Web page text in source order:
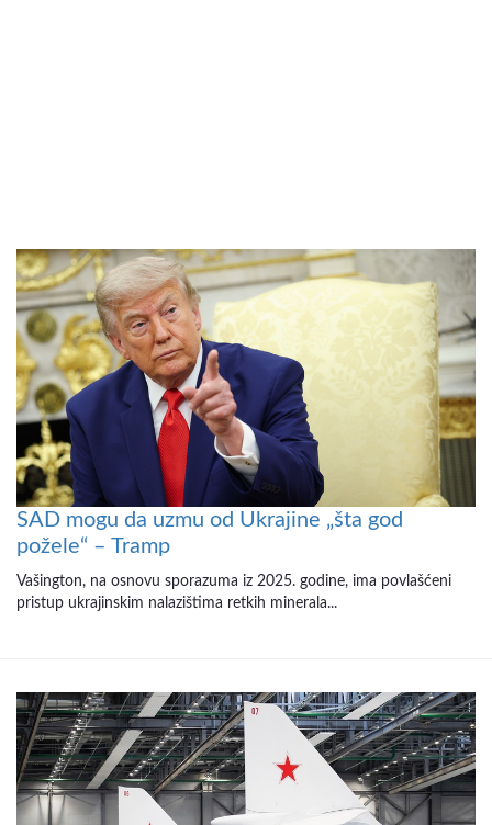
SAD mogu da uzmu od Ukrajine „šta god
požele“ – Tramp
Vašington, na osnovu sporazuma iz 2025. godine, ima povlašćeni
pristup ukrajinskim nalazištima retkih minerala...